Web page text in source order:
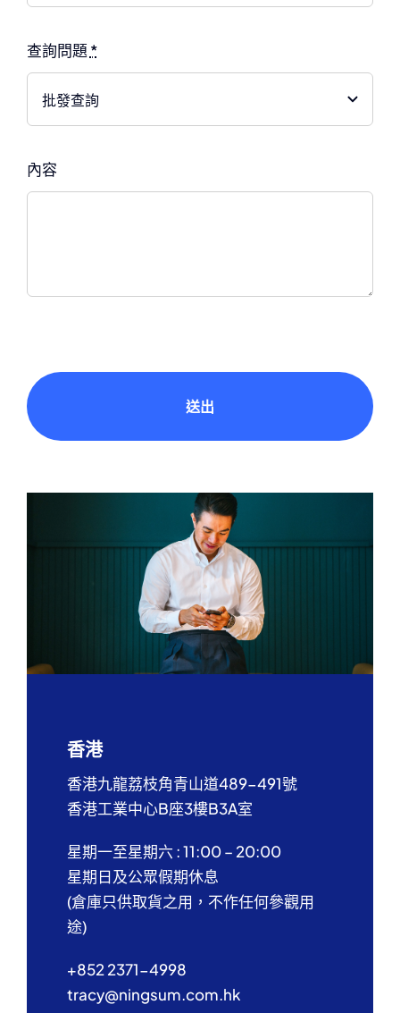
香港
香港九龍荔枝角青山道489-491號
香港工業中心B座3樓B3A室
星期一至星期六 : 11:00 – 20:00
星期日及公眾假期休息
(倉庫只供取貨之用，不作任何參觀用
途)
+852 2371-4998
tracy@ningsum.com.hk
查詢問題 *
內容
送出